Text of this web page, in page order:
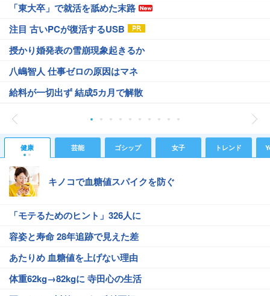
「東大卒」で就活を舐めた末路
注目 古いPCが復活するUSB
授かり婚発表の雪崩現象起きるか
八嶋智人 仕事ゼロの原因はマネ
給料が一切出ず 結成5カ月で解散
健康 芸能 ゴシップ 女子 トレンド
キノコで血糖値スパイクを防ぐ
「モテるためのヒント」326人に
容姿と寿命 28年追跡で見えた差
あたりめ 血糖値を上げない理由
体重62kg→82kgに 寺田心の生活